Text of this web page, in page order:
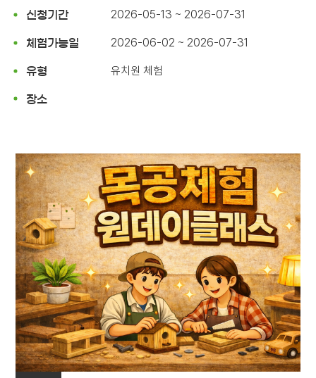
신청기간 2026-05-13 ~ 2026-07-31
체험가능일 2026-06-02 ~ 2026-07-31
유형 유치원 체험
장소